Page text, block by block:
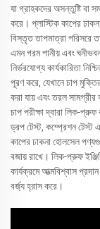
যা গ্রাহকদের অসন্তুষ্টি বা
করে। প্লাস্টিক কাপের
বিস্তৃত তাপমাত্রা পরিসরে
এমন গরম পানীয় এবং
নির্ভরযোগ্য কার্যকারিতা
পূরণ করে, যেখানে চাপ
করা যায় এবং তরল
চাপ পরীক্ষা দ্বারা লিক-
ড্রপ টেস্ট, কম্প্রেশন টেস্ট
কাপের ঢাকনা হোলসেল
বজায় রাখে। লিক-প্রুফ
কার্যক্রমে আত্মবিশ্বাস
বর্জ্য হ্রাস করে।